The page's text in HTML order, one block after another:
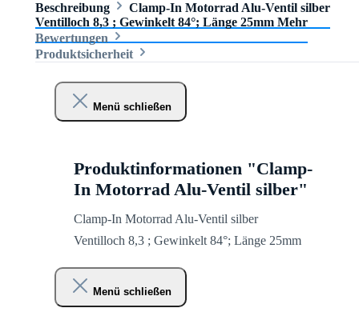
Beschreibung
Clamp-In Motorrad Alu-Ventil silber
Ventilloch 8,3 ; Gewinkelt 84°; Länge 25mm Mehr
Bewertungen
Produktsicherheit
Menü schließen
Produktinformationen "Clamp-
In Motorrad Alu-Ventil silber"
Clamp-In Motorrad Alu-Ventil silber
Ventilloch 8,3 ; Gewinkelt 84°; Länge 25mm
Menü schließen